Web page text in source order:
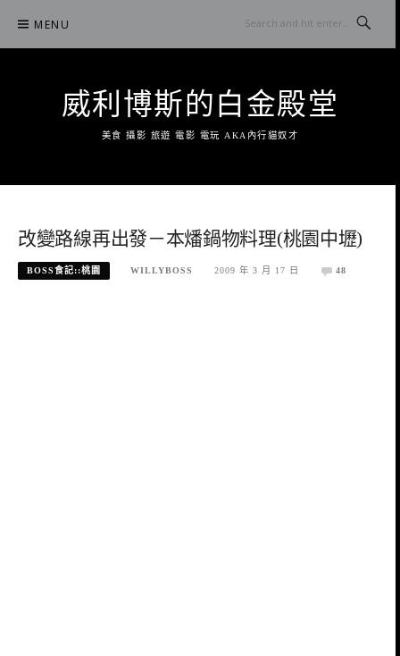
content
MENU
威利博斯的白金殿堂
美食 攝影 旅遊 電影 電玩 AKA內行貓奴才
改變路線再出發－本燔鍋物料理(桃園中壢)
BOSS食記::桃園 WILLYBOSS 2009 年 3 月 17 日 48